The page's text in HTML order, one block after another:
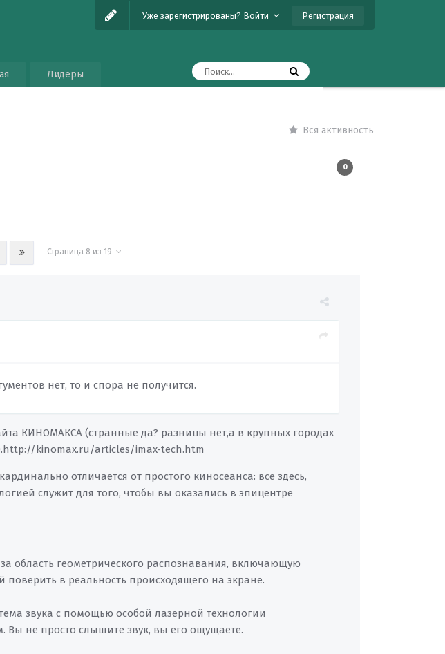
Уже зарегистрированы? Войти Регистрация
Лидеры
Вся активность
0
Страница 8 из 19
нет, то и спора не получится.
КИНОМАКСА (странные да? разницы нет,а в крупных городах
http://kinomax.ru/articles/imax-tech.htm
отличается от простого киносеанса: все здесь,
служит для того, чтобы вы оказались в эпицентре
область геометрического распознавания, включающую
поверить в реальность происходящего на экране.
звука с помощью особой лазерной технологии
не просто слышите звук, вы его ощущаете.